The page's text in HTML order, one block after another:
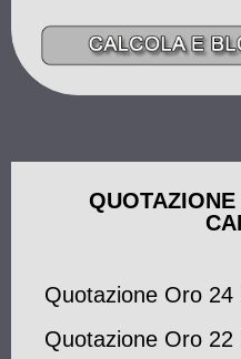
Quotazione Oro 24
Quotazione Oro 22